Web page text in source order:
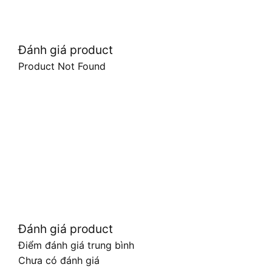
Đánh giá product
Product Not Found
Đánh giá product
Điểm đánh giá trung bình
Chưa có đánh giá